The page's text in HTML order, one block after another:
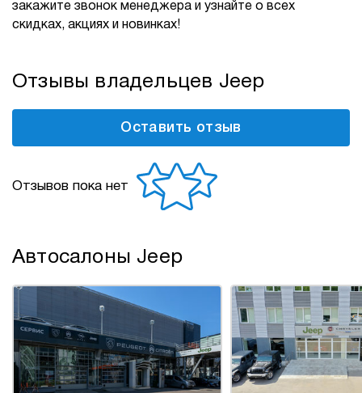
закажите звонок менеджера и узнайте о всех
скидках, акциях и новинках!
Отзывы владельцев Jeep
Оставить отзыв
Отзывов пока нет
Автосалоны Jeep